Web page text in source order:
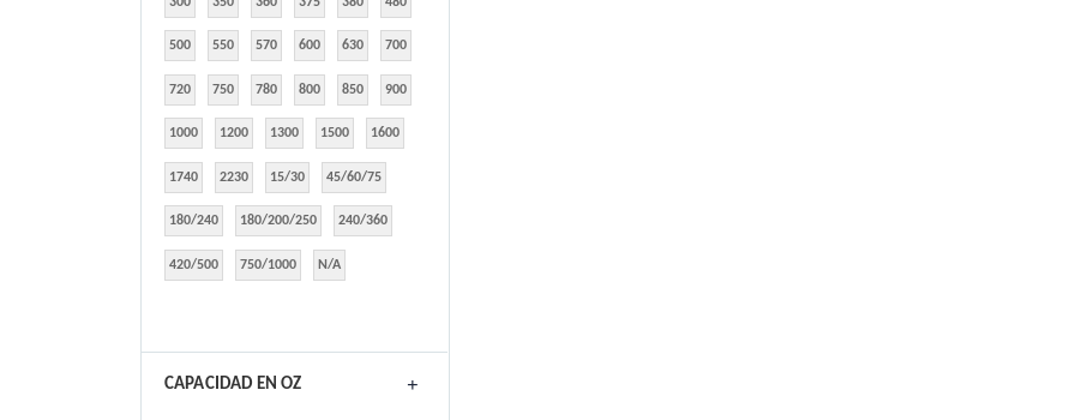
500 550 570 600 630 700
720 750 780 800 850 900
1000 1200 1300 1500 1600
1740 2230 15/30 45/60/75
180/240 180/200/250 240/360
420/500 750/1000 N/A
CAPACIDAD EN OZ